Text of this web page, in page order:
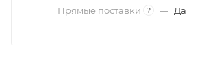
Прямые поставки
? — Да